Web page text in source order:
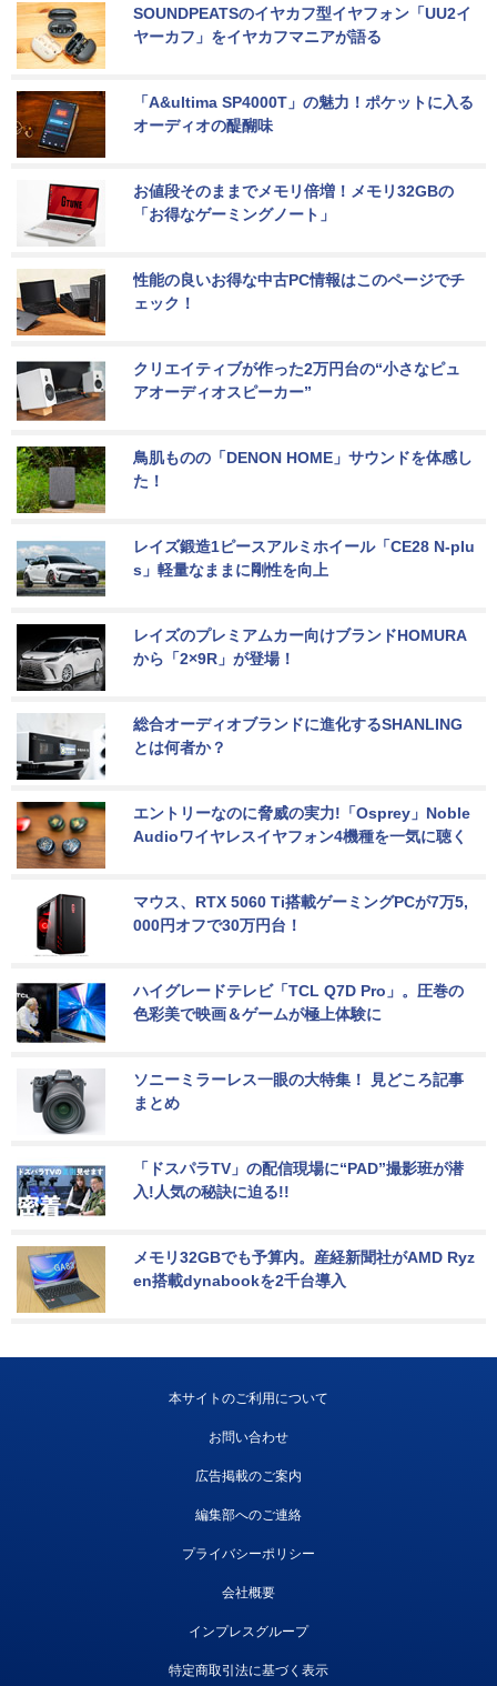
SOUNDPEATSのイヤカフ型イヤフォン「UU2イ
ヤーカフ」をイヤカフマニアが語る
「A&ultima SP4000T」の魅力！ポケットに入る
オーディオの醍醐味
お値段そのままでメモリ倍増！メモリ32GBの
「お得なゲーミングノート」
性能の良いお得な中古PC情報はこのページでチ
ェック！
クリエイティブが作った2万円台の“小さなピュ
アオーディオスピーカー”
鳥肌ものの「DENON HOME」サウンドを体感し
た！
レイズ鍛造1ピースアルミホイール「CE28 N-plu
s」軽量なままに剛性を向上
レイズのプレミアムカー向けブランドHOMURA
から「2×9R」が登場！
総合オーディオブランドに進化するSHANLING
とは何者か？
エントリーなのに脅威の実力!「Osprey」Noble
Audioワイヤレスイヤフォン4機種を一気に聴く
マウス、RTX 5060 Ti搭載ゲーミングPCが7万5,
000円オフで30万円台！
ハイグレードテレビ「TCL Q7D Pro」。圧巻の
色彩美で映画＆ゲームが極上体験に
ソニーミラーレス一眼の大特集！ 見どころ記事
まとめ
「ドスパラTV」の配信現場に“PAD”撮影班が潜
入!人気の秘訣に迫る!!
メモリ32GBでも予算内。産経新聞社がAMD Ryz
en搭載dynabookを2千台導入
本サイトのご利用について
お問い合わせ
広告掲載のご案内
編集部へのご連絡
プライバシーポリシー
会社概要
インプレスグループ
特定商取引法に基づく表示